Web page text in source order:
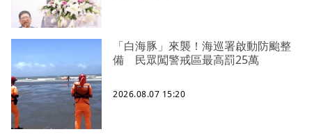
「白海豚」來襲！海巡署啟動防颱整
備 民眾闖警戒區最高罰25萬
2026.08.07 15:20